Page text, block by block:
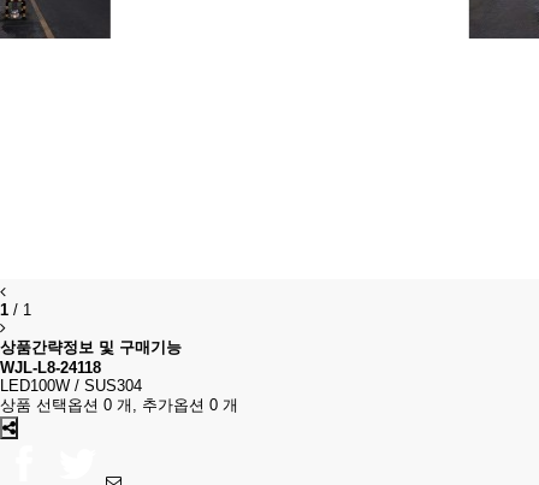
1 / 1
상품간략정보 및 구매기능
WJL-L8-24118
LED100W / SUS304
상품 선택옵션 0 개, 추가옵션 0 개